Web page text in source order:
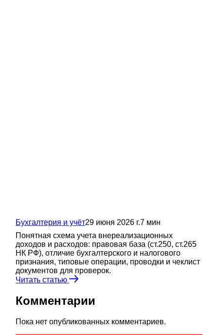
Бухгалтерия и учёт29 июня 2026 г.7 мин
Понятная схема учета внереализационных
доходов и расходов: правовая база (ст.250, ст.265
НК РФ), отличие бухгалтерского и налогового
признания, типовые операции, проводки и чеклист
документов для проверок.
Читать статью
Комментарии
Пока нет опубликованных комментариев.